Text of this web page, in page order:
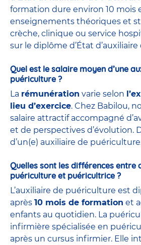
formation dure environ 10 mois
enseignements théoriques et
crèche, clinique ou service
sur le diplôme d’État
Quel est le salaire moyen d’une
puériculture ?
La rémunération varie selon
lieu d’exercice. Chez Babilou,
salaire attractif accompagné
et de perspectives d’évolution.
d’un(e) auxiliaire de
Quelles sont les différences entre
puériculture et puéricultrice ?
L’auxiliaire de puériculture est
après 10 mois de formation et
enfants au quotidien. La
infirmière spécialisée en
après un cursus infirmier. Elle